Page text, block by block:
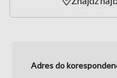
Adres do